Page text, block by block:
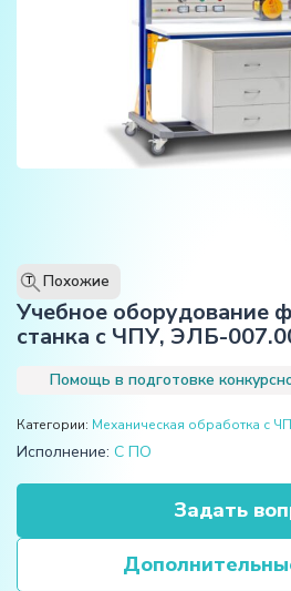
T Похожие
Учебное оборудование
станка с ЧПУ, ЭЛБ-
Помощь в подготовке
Категории: Механическая обработка с
Исполнение: С ПО
Задать